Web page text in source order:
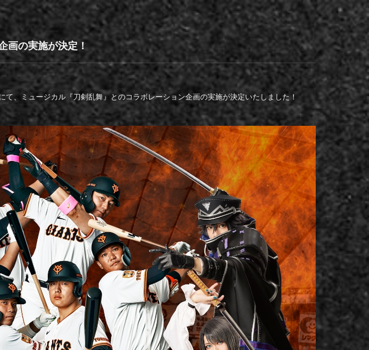
画の実施が決定！
、ミュージカル『刀剣乱舞』とのコラボレーション企画の実施が決定いたしました！